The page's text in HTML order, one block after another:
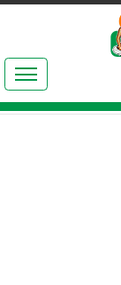
இலக்கியங்கள்
தமிழ் உலகம்